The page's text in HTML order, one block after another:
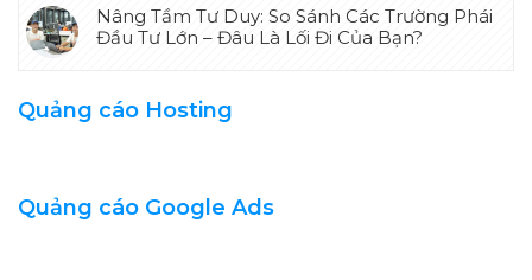
Nâng Tầm Tư Duy: So Sánh Các Trường Phái
Đầu Tư Lớn – Đâu Là Lối Đi Của Bạn?
Quảng cáo Hosting
Quảng cáo Google Ads